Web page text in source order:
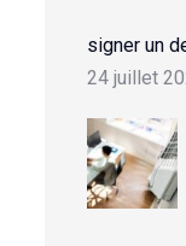
signer un
24 juillet